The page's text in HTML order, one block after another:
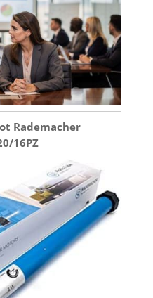
Rademacher
16PZ